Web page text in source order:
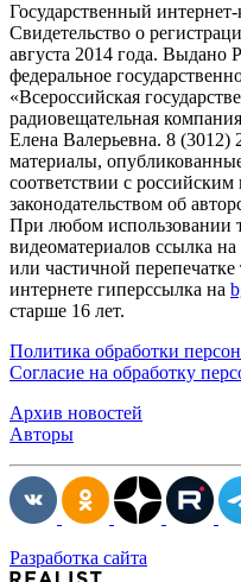
Государственный
Cвидетельство о
августа 2014 года. Выдано
федеральное
«Всероссийская
радиовещательная
Елена Валерьевна. 8
материалы,
соответствии с
законодательством об
При любом использовании
видеоматериалов ссылка на
или частичной
интернете гиперссылка на
старше 16 лет.
Политика обработки
Согласие на обработку
Архив новостей
Авторы
Разработка сайта